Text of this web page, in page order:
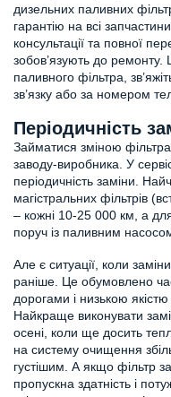
дизельних паливних
гарантію на всі
консультації та повної
зобов’язують до ремонту.
паливного фільтра,
зв’язку або за номером
Періодичність
Займатися зміною
заводу-виробника. У
періодичність заміни.
магістральних фільтрів
– кожні 10-25 000 км, а
поруч із паливним
Але є ситуації, коли
раніше. Це обумовлено
дорогами і низькою
Найкраще виконувати
осені, коли ще досить
на систему очищення
густішим. А якщо фільтр
пропускна здатність і